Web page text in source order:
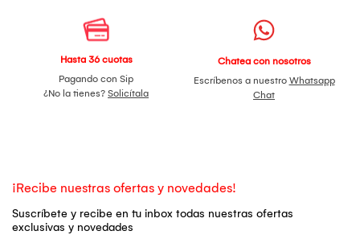
Hasta 36 cuotas
Pagando con Sip
¿No la tienes? Solicítala
Chatea con nosotros
Escríbenos a nuestro Whatsapp
Chat
¡Recibe nuestras ofertas y novedades!
Suscríbete y recibe en tu inbox todas nuestras ofertas
exclusivas y novedades